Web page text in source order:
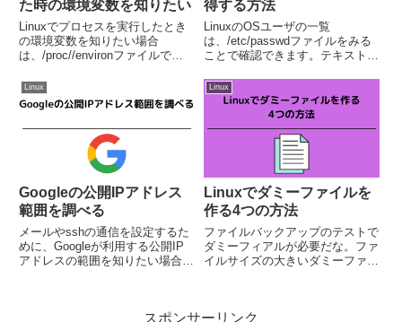
た時の環境変数を知りたい
Linuxでプロセスを実行したとき
の環境変数を知りたい場合
は、/proc//environファイルで確
各項目がNULLで区切られている
ので、catなどで表示しても見に
くいです。# cat /proc/184...
得する方法
LinuxのOSユーザの一覧
は、/etc/passwdファイルをみる
ことで確認できます。テキストフ
で確認します。$ cat /etc/passwd
| head -5root:x:0:0:root:/root...
Linux
Googleの公開IPアドレス
範囲を調べる
メールやsshの通信を設定するた
めに、Googleが利用する公開IP
アドレスの範囲を知りたい場合が
できます。_spf.google.comド
Linux
Linuxでダミーファイルを
作る4つの方法
ファイルバックアップのテストで
ダミーフィアルが必要だな。ファ
イルサイズの大きいダミーファイ
ルが必要になる場合があります。
スポンサーリンク